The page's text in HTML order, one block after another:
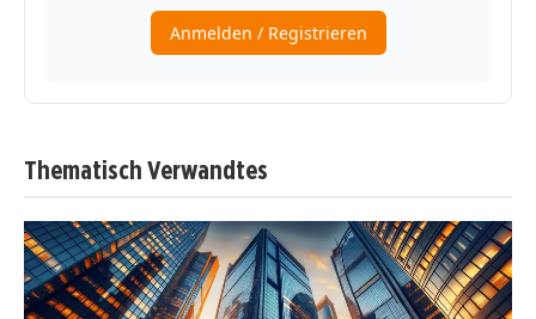
Thematisch Verwandtes